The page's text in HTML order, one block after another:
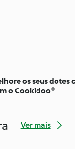
os seus dotes
o Cookidoo®
Ver mais